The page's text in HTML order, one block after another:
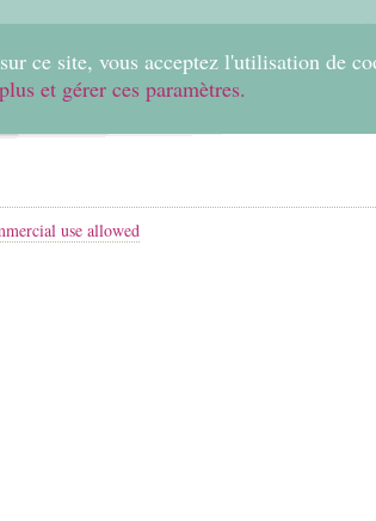
ce site, vous acceptez l'utilisation de
et gérer ces paramètres.
use allowed